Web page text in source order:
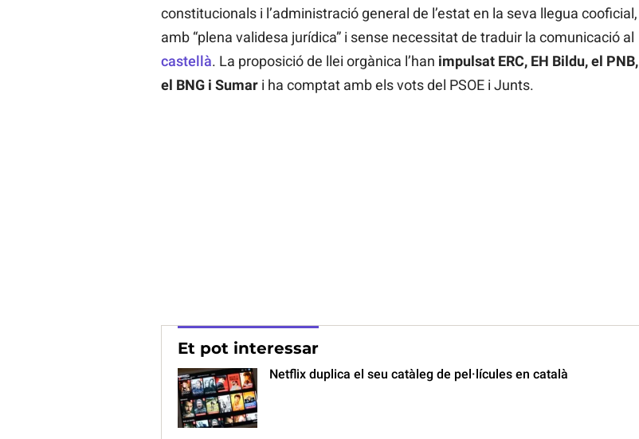
constitucionals i l’administració general de l’estat en la seva llegua cooficial,
amb “plena validesa jurídica” i sense necessitat de traduir la comunicació al
castellà. La proposició de llei orgànica l’han impulsat ERC, EH Bildu, el PNB,
el BNG i Sumari ha comptat amb els vots del PSOE i Junts.
Et pot interessar
Netflix duplica el seu catàleg de pel·lícules en català